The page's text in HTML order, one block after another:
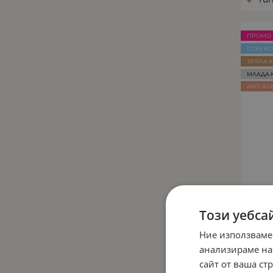
ПРОМО -
СУХА
ЗРЯЛА
МЛАДА
ANTI
Този
Ние
анализираме
сайт от ваша